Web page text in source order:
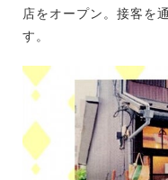
店をオープン。接客を
す。